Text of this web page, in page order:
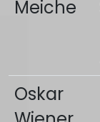
Meiche
Oskar